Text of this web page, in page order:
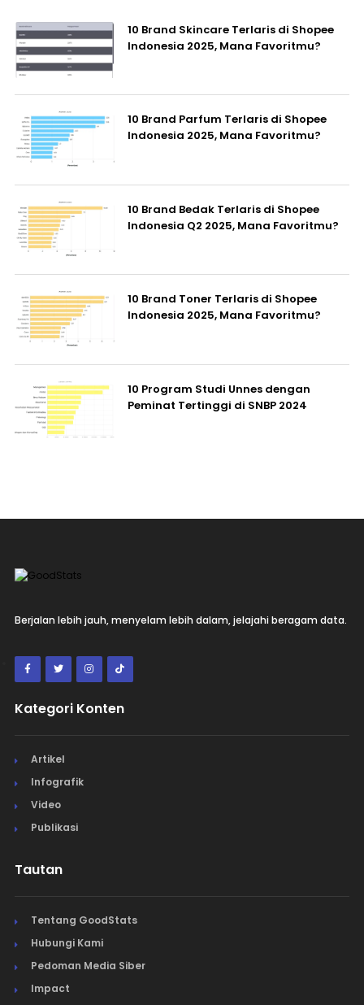
10 Brand Skincare Terlaris di Shopee
Indonesia 2025, Mana Favoritmu?
10 Brand Parfum Terlaris di Shopee
Indonesia 2025, Mana Favoritmu?
10 Brand Bedak Terlaris di Shopee
Indonesia Q2 2025, Mana Favoritmu?
10 Brand Toner Terlaris di Shopee
Indonesia 2025, Mana Favoritmu?
10 Program Studi Unnes dengan
Peminat Tertinggi di SNBP 2024
Berjalan lebih jauh, menyelam lebih dalam, jelajahi beragam data.
Kategori Konten
Artikel
Infografik
Video
Publikasi
Tautan
Tentang GoodStats
Hubungi Kami
Pedoman Media Siber
Impact